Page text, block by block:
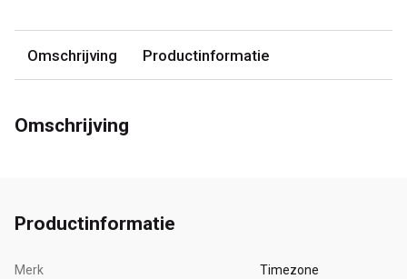
Omschrijving Productinformatie
Omschrijving
Productinformatie
Merk Timezone